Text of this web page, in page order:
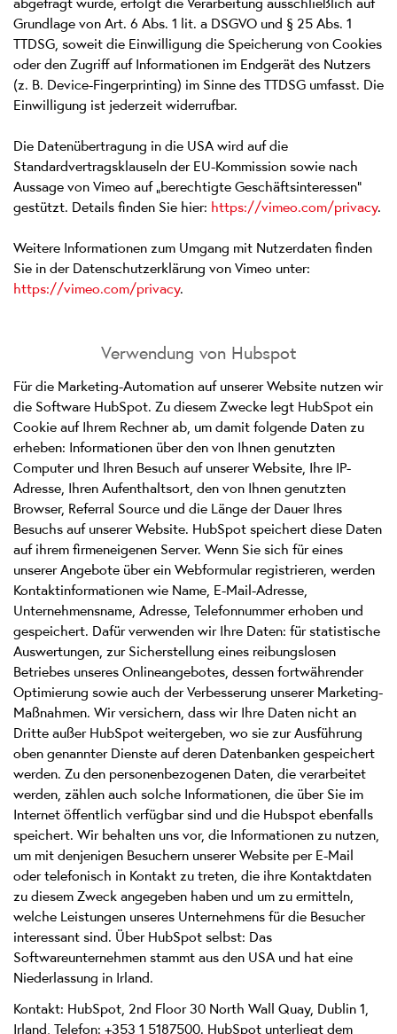
Grundlage von Art. 6 Abs. 1 lit. a DSGVO und § 25 Abs. 1
TTDSG, soweit die Einwilligung die Speicherung von Cookies
oder den Zugriff auf Informationen im Endgerät des Nutzers
(z. B. Device-Fingerprinting) im Sinne des TTDSG umfasst. Die
Einwilligung ist jederzeit widerrufbar.
Die Datenübertragung in die USA wird auf die
Standardvertragsklauseln der EU-Kommission sowie nach
Aussage von Vimeo auf „berechtigte Geschäftsinteressen“
gestützt. Details finden Sie hier: https://vimeo.com/privacy.
Weitere Informationen zum Umgang mit Nutzerdaten finden
Sie in der Datenschutzerklärung von Vimeo unter:
https://vimeo.com/privacy.
Verwendung von Hubspot
Für die Marketing-Automation auf unserer Website nutzen wir
die Software HubSpot. Zu diesem Zwecke legt HubSpot ein
Cookie auf Ihrem Rechner ab, um damit folgende Daten zu
erheben: Informationen über den von Ihnen genutzten
Computer und Ihren Besuch auf unserer Website, Ihre IP-
Adresse, Ihren Aufenthaltsort, den von Ihnen genutzten
Browser, Referral Source und die Länge der Dauer Ihres
Besuchs auf unserer Website. HubSpot speichert diese Daten
auf ihrem firmeneigenen Server. Wenn Sie sich für eines
unserer Angebote über ein Webformular registrieren, werden
Kontaktinformationen wie Name, E-Mail-Adresse,
Unternehmensname, Adresse, Telefonnummer erhoben und
gespeichert. Dafür verwenden wir Ihre Daten: für statistische
Auswertungen, zur Sicherstellung eines reibungslosen
Betriebes unseres Onlineangebotes, dessen fortwährender
Optimierung sowie auch der Verbesserung unserer Marketing-
Maßnahmen. Wir versichern, dass wir Ihre Daten nicht an
Dritte außer HubSpot weitergeben, wo sie zur Ausführung
oben genannter Dienste auf deren Datenbanken gespeichert
werden. Zu den personenbezogenen Daten, die verarbeitet
werden, zählen auch solche Informationen, die über Sie im
Internet öffentlich verfügbar sind und die Hubspot ebenfalls
speichert. Wir behalten uns vor, die Informationen zu nutzen,
um mit denjenigen Besuchern unserer Website per E-Mail
oder telefonisch in Kontakt zu treten, die ihre Kontaktdaten
zu diesem Zweck angegeben haben und um zu ermitteln,
welche Leistungen unseres Unternehmens für die Besucher
interessant sind. Über HubSpot selbst: Das
Softwareunternehmen stammt aus den USA und hat eine
Niederlassung in Irland.
Kontakt: HubSpot, 2nd Floor 30 North Wall Quay, Dublin 1,
Irland, Telefon: +353 1 5187500. HubSpot unterliegt dem